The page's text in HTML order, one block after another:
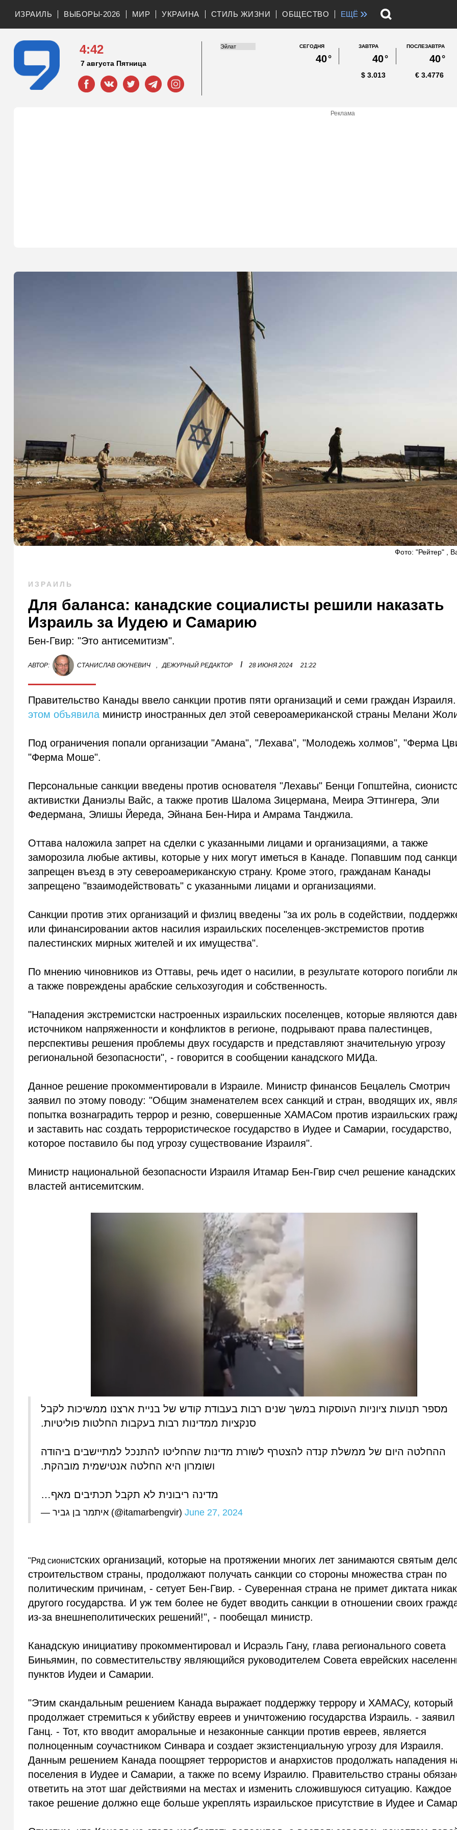
ИЗРАИЛЬ ВЫБОРЫ-2026 МИР УКРАИНА СТИЛЬ ЖИЗНИ ОБЩЕСТВО ЕЩЁ »
4:42
7 августа Пятница
СЕГОДНЯ
40°
ЗАВТРА
40°
ПОСЛЕЗАВТРА
40°
3.013
$ 3.4776
€
Реклама
Фото: "Рейтер" ,
ИЗРАИЛЬ
Для баланса: канадские социалисты решили наказать
Израиль за Иудею и Самарию
Бен-Гвир: "Это антисемитизм".
АВТОР: СТАНИСЛАВ ОКУНЕВИЧ , ДЕЖУРНЫЙ РЕДАКТОР I 28 ИЮНЯ 2024 21:22
Правительство Канады ввело санкции против пяти организаций и семи граждан Израиля.
этом объявила министр иностранных дел этой североамериканской страны Мелани
Под ограничения попали организации "Амана", "Лехава", "Молодежь холмов", "Ферма
"Ферма Моше".
Персональные санкции введены против основателя "Лехавы" Бенци Гопштейна,
активистки Даниэлы Вайс, а также против Шалома Зицермана, Меира Эттингера, Эли
Федермана, Элишы Йереда, Эйнана Бен-Нира и Амрама Танджила.
Оттава наложила запрет на сделки с указанными лицами и организациями, а также
заморозила любые активы, которые у них могут иметься в Канаде. Попавшим под
запрещен въезд в эту североамериканскую страну. Кроме этого, гражданам Канады
запрещено "взаимодействовать" с указанными лицами и организациями.
Санкции против этих организаций и физлиц введены "за их роль в содействии,
или финансировании актов насилия израильских поселенцев-экстремистов против
палестинских мирных жителей и их имущества".
По мнению чиновников из Оттавы, речь идет о насилии, в результате которого погибли
а также повреждены арабские сельхозугодия и собственность.
"Нападения экстремистски настроенных израильских поселенцев, которые являются
источником напряженности и конфликтов в регионе, подрывают права палестинцев,
перспективы решения проблемы двух государств и представляют значительную угрозу
региональной безопасности", - говорится в сообщении канадского МИДа.
Данное решение прокомментировали в Израиле. Министр финансов Бецалель Смотрич
заявил по этому поводу: "Общим знаменателем всех санкций и стран, вводящих их,
попытка вознаградить террор и резню, совершенные ХАМАСом против израильских
и заставить нас создать террористическое государство в Иудее и Самарии, государство,
которое поставило бы под угрозу существование Израиля".
Министр национальной безопасности Израиля Итамар Бен-Гвир счел решение канадских
властей антисемитским.
מספר תנועות ציוניות העוסקות במשך שנים רבות בעבודת קודש של בניית ארצנו ממשיכות לקבל
סנקציות ממדינות רבות בעקבות החלטות פוליטיות.
ההחלטה היום של ממשלת קנדה להצטרף לשורת מדינות שהחליטו להתנכל למתיישבים ביהודה
ושומרון היא החלטה אנטישמית מובהקת.
מדינה ריבונית לא תקבל תכתיבים מאף…
— איתמר בן גביר (@itamarbengvir)June 27, 2024
"Ряд сионистских организаций, которые на протяжении многих лет занимаются святым
строительством страны, продолжают получать санкции со стороны множества стран по
политическим причинам, - сетует Бен-Гвир. - Суверенная страна не примет диктата
другого государства. И уж тем более не будет вводить санкции в отношении своих
из-за внешнеполитических решений!", - пообещал министр.
Канадскую инициативу прокомментировал и Исраэль Гану, глава регионального совета
Биньямин, по совместительству являющийся руководителем Совета еврейских
пунктов Иудеи и Самарии.
"Этим скандальным решением Канада выражает поддержку террору и ХАМАСу, который
продолжает стремиться к убийству евреев и уничтожению государства Израиль. - заявил
Ганц. - Тот, кто вводит аморальные и незаконные санкции против евреев, является
полноценным соучастником Синвара и создает экзистенциальную угрозу для Израиля.
Данным решением Канада поощряет террористов и анархистов продолжать нападения
поселения в Иудее и Самарии, а также по всему Израилю. Правительство страны
ответить на этот шаг действиями на местах и изменить сложившуюся ситуацию. Каждое
такое решение должно еще больше укреплять израильское присутствие в Иудее и